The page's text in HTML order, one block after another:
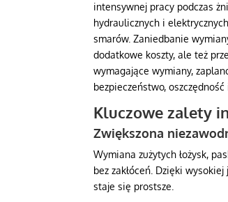
intensywnej pracy podczas
hydraulicznych i
smarów. Zaniedbanie
dodatkowe koszty, ale też
wymagające wymiany,
bezpieczeństwo,
Kluczowe zalety
Zwiększona
Wymiana zużytych łożysk,
bez zakłóceń. Dzięki
staje się prostsze.